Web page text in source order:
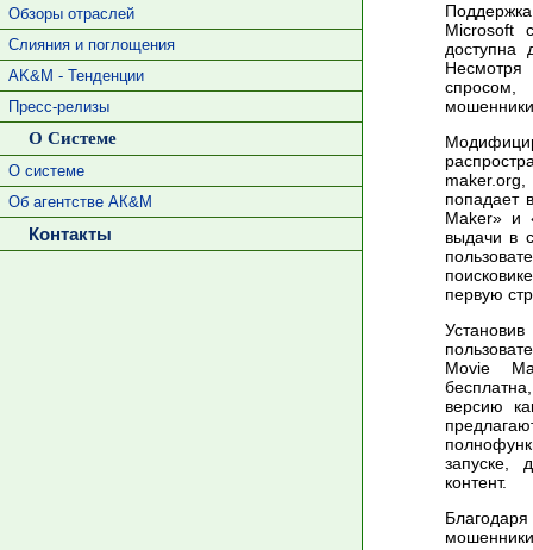
Обзоры отраслей
Слияния и поглощения
AK&M - Тенденции
Пресс-релизы
О Системе
О системе
Об агентстве АК&М
Контакты
Microsoft
доступна
maker.org,
попадает
Maker» и
выдачи в
первую
Movie
версию
запуске,
контент.